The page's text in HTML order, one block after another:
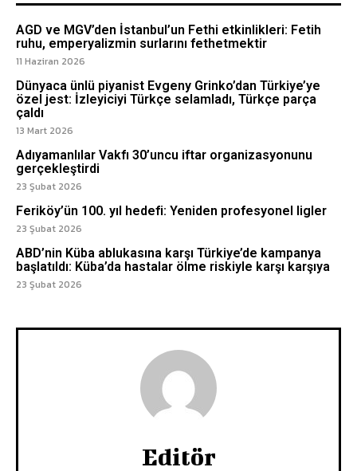
AGD ve MGV’den İstanbul’un Fethi etkinlikleri: Fetih
ruhu, emperyalizmin surlarını fethetmektir
11 Haziran 2026
Dünyaca ünlü piyanist Evgeny Grinko’dan Türkiye’ye
özel jest: İzleyiciyi Türkçe selamladı, Türkçe parça
çaldı
13 Mart 2026
Adıyamanlılar Vakfı 30’uncu iftar organizasyonunu
gerçekleştirdi
23 Şubat 2026
Feriköy’ün 100. yıl hedefi: Yeniden profesyonel ligler
23 Şubat 2026
ABD’nin Küba ablukasına karşı Türkiye’de kampanya
başlatıldı: Küba’da hastalar ölme riskiyle karşı karşıya
23 Şubat 2026
Editör